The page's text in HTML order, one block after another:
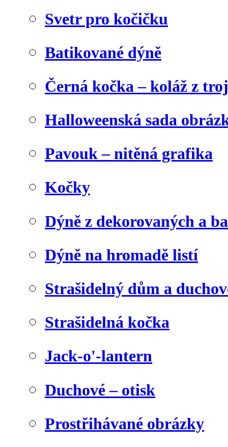
Svetr pro kočičku
Batikované dýně
Černá kočka – koláž z
Halloweenská sada
Pavouk – nitěná grafika
Kočky
Dýně z dekorovaných a
Dýně na hromadě listí
Strašidelný dům a
Strašidelná kočka
Jack-o'-lantern
Duchové – otisk
Prostřihávané obrázky